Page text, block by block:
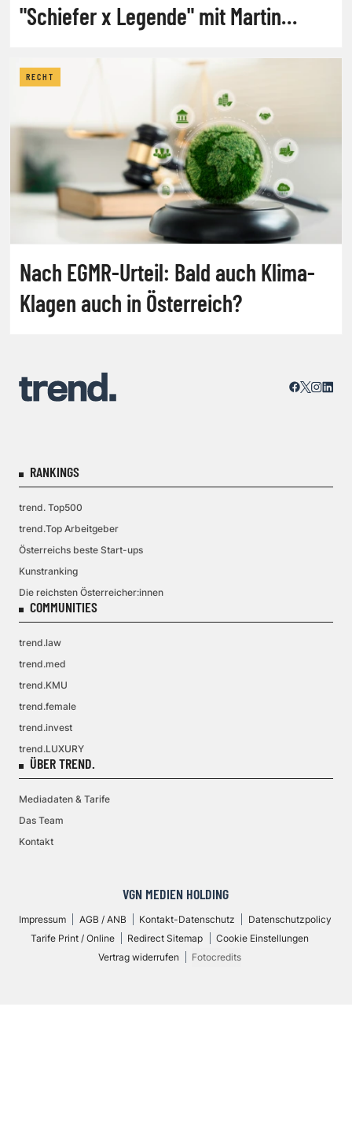
"Schiefer x Legende" mit Martin
RECHT
Nach EGMR-Urteil: Bald auch Klima-
Klagen auch in Österreich?
RANKINGS
trend. Top500
trend.Top Arbeitgeber
Österreichs beste Start-ups
Kunstranking
Die reichsten Österreicher:innen
COMMUNITIES
trend.law
trend.med
trend.KMU
trend.female
trend.invest
trend.LUXURY
ÜBER TREND.
Mediadaten & Tarife
Das Team
Kontakt
VGN MEDIEN HOLDING
Impressum AGB / ANB Kontakt-Datenschutz
Datenschutzpolicy
Tarife Print / Online
Redirect Sitemap
Cookie Einstellungen
Vertrag widerrufen
Fotocredits